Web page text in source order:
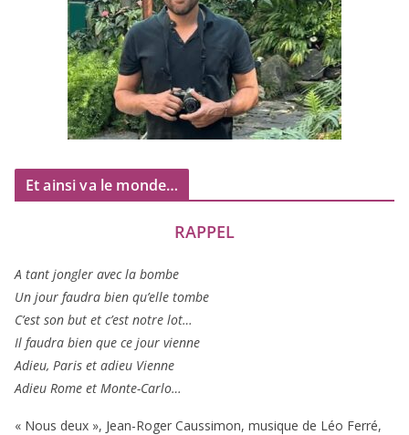
Et ainsi va le monde…
RAPPEL
A tant jon­gler avec la bombe
Un jour fau­dra bien qu’elle tombe
C’est son but et c’est notre lot…
Il fau­dra bien que ce jour vienne
Adieu, Paris et adieu Vienne
Adieu Rome et Monte-Carlo…
« Nous deux », Jean-Roger Caussimon, musique de Léo Ferré,